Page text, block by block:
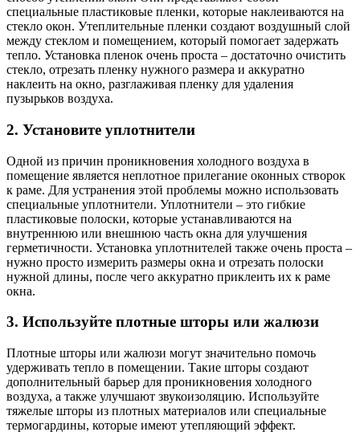
специальные пластиковые пленки, которые наклеиваются на
стекло окон. Утеплительные пленки создают воздушный слой
между стеклом и помещением, который помогает задержать
тепло. Установка пленок очень проста – достаточно очистить
стекло, отрезать пленку нужного размера и аккуратно
наклеить на окно, разглаживая пленку для удаления
пузырьков воздуха.
2. Установите уплотнители
Одной из причин проникновения холодного воздуха в
помещение является неплотное прилегание оконных створок
к раме. Для устранения этой проблемы можно использовать
специальные уплотнители. Уплотнители – это гибкие
пластиковые полоски, которые устанавливаются на
внутреннюю или внешнюю часть окна для улучшения
герметичности. Установка уплотнителей также очень проста –
нужно просто измерить размеры окна и отрезать полоски
нужной длины, после чего аккуратно приклеить их к раме
окна.
3. Используйте плотные шторы или жалюзи
Плотные шторы или жалюзи могут значительно помочь
удерживать тепло в помещении. Такие шторы создают
дополнительный барьер для проникновения холодного
воздуха, а также улучшают звукоизоляцию. Используйте
тяжелые шторы из плотных материалов или специальные
термогардины, которые имеют утепляющий эффект.